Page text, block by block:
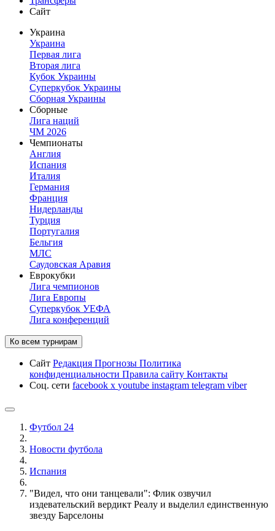
Сайт
Украина
Украина
Первая лига
Вторая лига
Кубок Украины
Суперкубок Украины
Сборная Украины
Сборные
Лига наций
ЧМ 2026
Чемпионаты
Англия
Испания
Италия
Германия
Франция
Нидерланды
Турция
Португалия
Бельгия
МЛС
Саудовская Аравия
Еврокубки
Лига чемпионов
Лига Европы
Суперкубок УЕФА
Лига конференций
Ко всем турнирам
Сайт Редакция Прогнозы Политика
конфиденциальности Правила сайту Контакты
Соц. сети facebook x youtube instagram telegram viber
Футбол 24
Новости футбола
Испания
"Видел, что они танцевали": Флик озвучил
издевательский вердикт Реалу и выделил единственную
звезду Барселоны